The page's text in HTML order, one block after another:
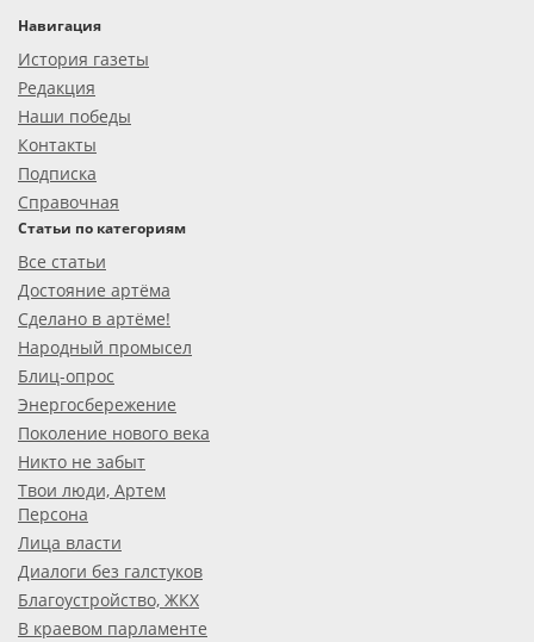
Навигация
История газеты
Редакция
Наши победы
Контакты
Подписка
Справочная
Статьи по категориям
Все статьи
Достояние артёма
Сделано в артёме!
Народный промысел
Блиц-опрос
Энергосбережение
Поколение нового века
Никто не забыт
Твои люди, Артем
Персона
Лица власти
Диалоги без галстуков
Благоустройство, ЖКХ
В краевом парламенте